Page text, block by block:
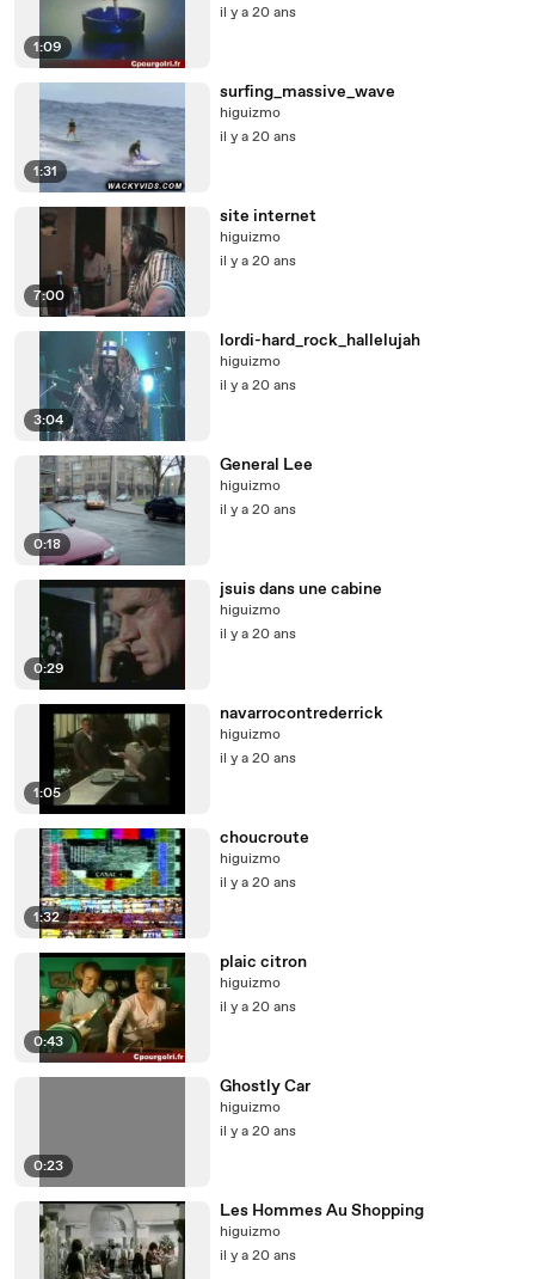
1:09
il y a 20 ans
1:31
surfing_massive_wave
higuizmo
il y a 20 ans
7:00
site internet
higuizmo
il y a 20 ans
3:04
lordi-hard_rock_hallelujah
higuizmo
il y a 20 ans
0:18
General Lee
higuizmo
il y a 20 ans
0:29
jsuis dans une cabine
higuizmo
il y a 20 ans
1:05
navarrocontrederrick
higuizmo
il y a 20 ans
1:32
choucroute
higuizmo
il y a 20 ans
0:43
plaic citron
higuizmo
il y a 20 ans
0:23
Ghostly Car
higuizmo
il y a 20 ans
Les Hommes Au Shopping
higuizmo
il y a 20 ans